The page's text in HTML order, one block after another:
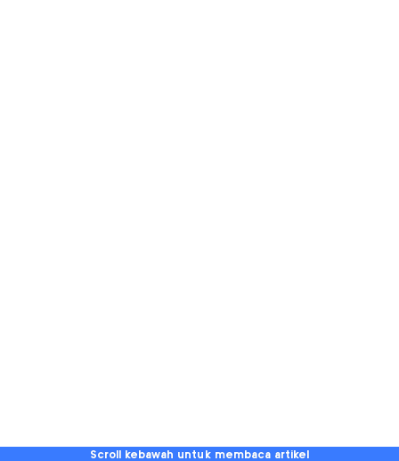
Scroll kebawah untuk membaca artikel